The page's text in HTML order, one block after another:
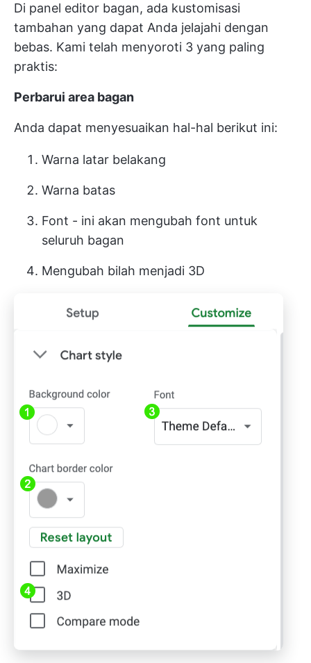
Di panel editor bagan, ada kustomisasi
tambahan yang dapat Anda jelajahi dengan
bebas. Kami telah menyoroti 3 yang paling
praktis:
Perbarui area bagan
Anda dapat menyesuaikan hal-hal berikut ini:
Warna latar belakang
Warna batas
Font - ini akan mengubah font untuk
seluruh bagan
Mengubah bilah menjadi 3D